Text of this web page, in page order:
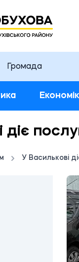
Громада
діє
У Василькові